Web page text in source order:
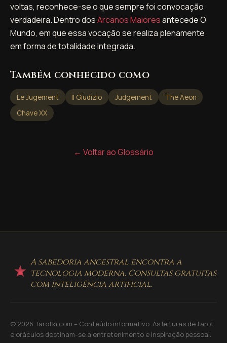
voltas, reconhece-se o que sempre foi convocação
verdadeira. Dentro dosArcanos Maioresantecede O
Mundo, em que essa vocação se realiza plenamente
em forma de totalidade integrada.
Também conhecido como
Le Jugement Il Giudizio Judgement
The Aeon
Chave XX
← Voltar ao Glossário
A sabedoria ancestral encontra a
tecnologia moderna. Consultas gratuitas
com inteligência artificial.
© 2026 Tarotki.com – Conteúdo informativo. As leituras de tarot
e oráculos destinam-se a entretenimento e inspiração pessoal.